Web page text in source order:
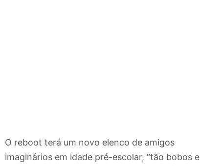
O reboot terá um novo elenco de amigos
imaginários em idade pré-escolar, “tão bobos e